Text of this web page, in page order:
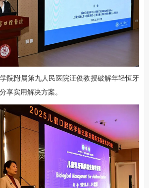
学院附属第九人民医院汪俊教授破解年轻恒牙
享实用解决方案。